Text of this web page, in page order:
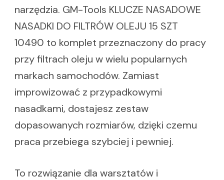
narzędzia. GM-Tools KLUCZE NASADOWE
NASADKI DO FILTRÓW OLEJU 15 SZT
10490 to komplet przeznaczony do pracy
przy filtrach oleju w wielu popularnych
markach samochodów. Zamiast
improwizować z przypadkowymi
nasadkami, dostajesz zestaw
dopasowanych rozmiarów, dzięki czemu
praca przebiega szybciej i pewniej.
To rozwiązanie dla warsztatów i